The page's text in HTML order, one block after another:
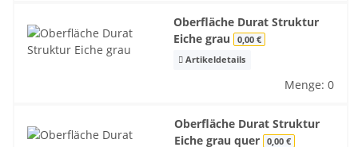
Oberfläche Durat Struktur
Eiche grau
0,00 €
Artikeldetails
Menge: 0
Oberfläche Durat Struktur
Eiche grau quer
0,00 €